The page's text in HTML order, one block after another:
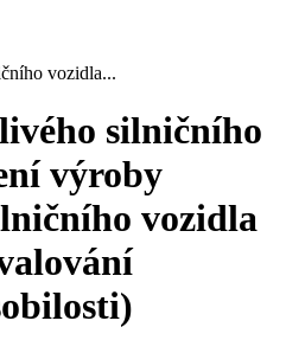
vozidla...
silničního
výroby
vozidla